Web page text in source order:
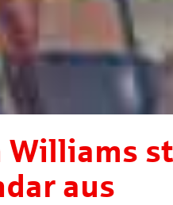
Williams
aus